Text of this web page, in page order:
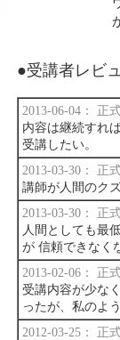
●受講者レビ
2013-06-04： 正
内容は継続すれ
受講したい。
2013-03-30： 正
講師が人間のク
2013-03-30： 正
人間としても最
が 信頼できなく
2013-02-06： 正
受講内容が少な
ったが、私のよ
2012-03-25： 正